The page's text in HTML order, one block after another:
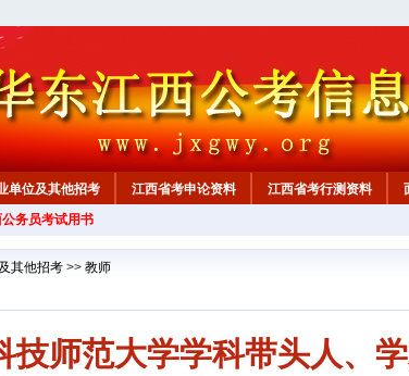
单位及其他招考 江西省考申论资料 江西省考行测资料
务员考试用书
其他招考 >> 教师
技师范大学学科带头人、